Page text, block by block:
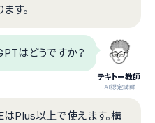
す。
テキトー教師
.AI認定講師
はどうですか？
Plus以上で使えます。構